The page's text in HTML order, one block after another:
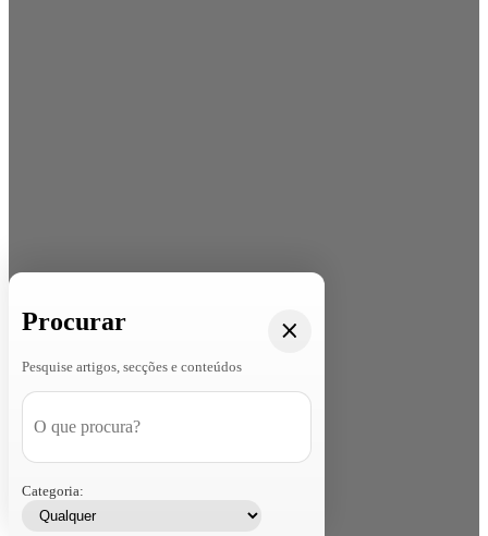
Procurar
Pesquise artigos, secções e conteúdos
Categoria: